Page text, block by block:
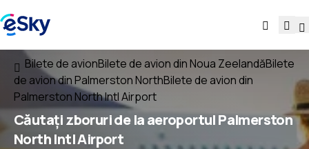
Bilete de avionBilete de avion din Noua ZeelandăBilete
de avion din Palmerston NorthBilete de avion din
Palmerston North Intl Airport
Căutațizboruride laaeroportulPalmerston
North Intl Airport